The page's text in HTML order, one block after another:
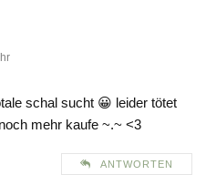
schal sucht 😀 leider tötet
mehr kaufe ~.~ <3
ANTWORTEN